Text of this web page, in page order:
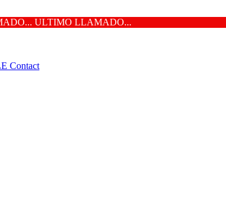
ULTIMO LLAMADO...
Contact